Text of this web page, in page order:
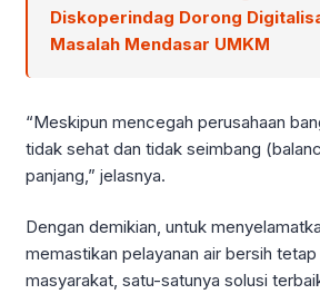
Diskoperindag Dorong
Masalah Mendasar UMKM
“Meskipun mencegah perusahaan
tidak sehat dan tidak seimbang
panjang,” jelasnya.
Dengan demikian, untuk
memastikan pelayanan air bersih
masyarakat, satu-satunya solusi